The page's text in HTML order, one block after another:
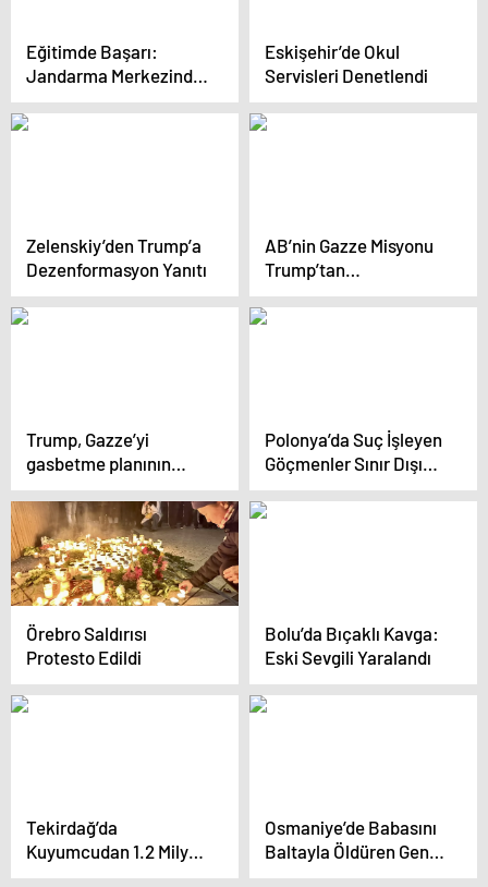
Eğitimde Başarı:
Jandarma Merkezinde
Önemli Programlar
Tamamlandı
Eskişehir’de Okul
Servisleri Denetlendi
Zelenskiy’den Trump’a
Dezenformasyon Yanıtı
AB’nin Gazze Misyonu
Trump’tan
Etkilenmiyor
Trump, Gazze’yi
gasbetme planının
detaylarını anlattı
Polonya’da Suç İşleyen
Göçmenler Sınır Dışı
Edilecek
Örebro Saldırısı
Protesto Edildi
Bolu’da Bıçaklı Kavga:
Eski Sevgili Yaralandı
Tekirdağ’da
Kuyumcudan 1.2 Milyon
Lira Değerinde Ziynet
Osmaniye’de Babasını
Baltayla Öldüren Genç
Gözaltına Alındı